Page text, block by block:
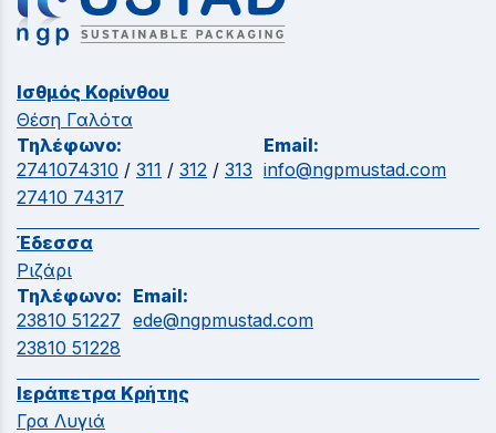
Ισθμός Κορίνθου
Θέση Γαλότα
Τηλέφωνο:
2741074310 / 311 / 312 / 313
27410 74317
Email:
info@ngpmustad.com
Έδεσσα
Ριζάρι
Τηλέφωνο:
23810 51227
23810 51228
Email:
ede@ngpmustad.com
Ιεράπετρα Κρήτης
Γρα Λυγιά